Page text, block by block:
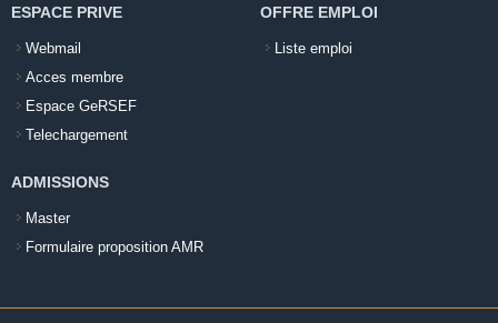
ESPACE PRIVE
Webmail
Acces membre
Espace GeRSEF
Telechargement
OFFRE EMPLOI
Liste emploi
ADMISSIONS
Master
Formulaire proposition AMR